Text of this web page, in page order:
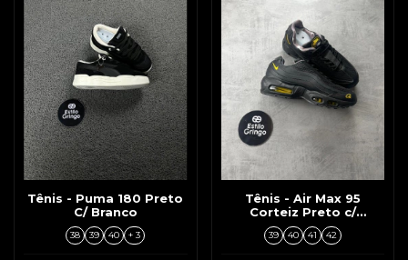
Tênis - Puma 180 Preto
C/ Branco
38 39 40 + 3
Tênis - Air Max 95
Corteiz Preto c/
Simbolo Amarelo
39 40 41 42